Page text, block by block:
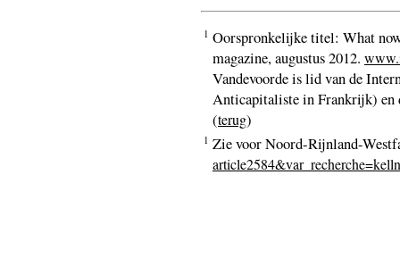
1 Oorspronkelijke titel: What
magazine, augustus 2012.
Vandevoorde is lid van de
Anticapitaliste in Frankrijk) en
(terug)
1 Zie voor Noord-Rijnland-